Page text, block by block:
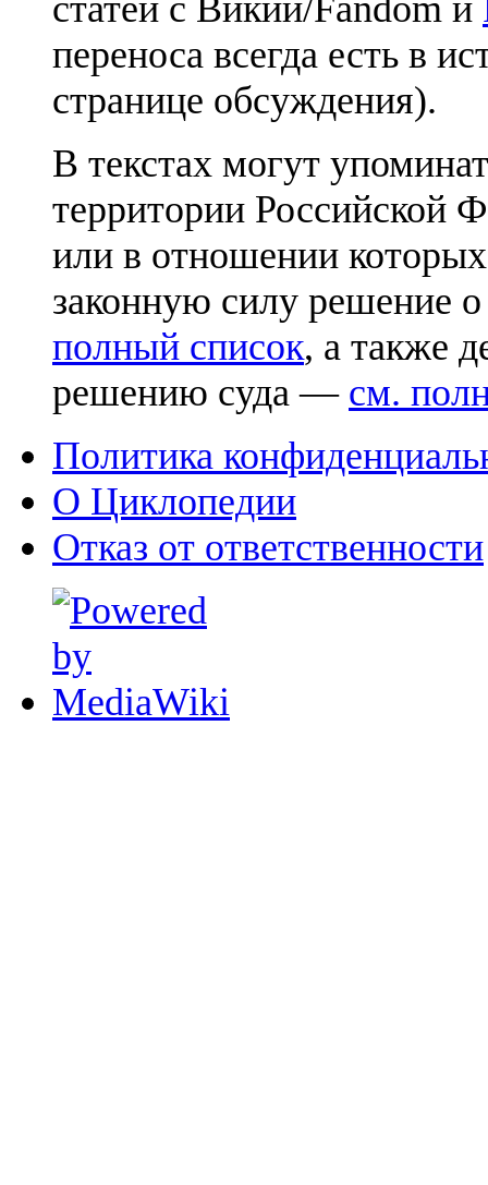
переноса всегда есть в
странице обсуждения).
В текстах могут
территории Российской
или в отношении
законную силу решение
полный список, а также
решению суда — см.
Политика
О Циклопедии
Отказ от ответственности